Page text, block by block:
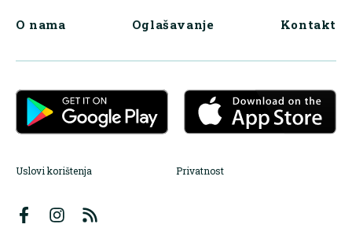
O nama Oglašavanje Kontakt
Uslovi korištenja Privatnost